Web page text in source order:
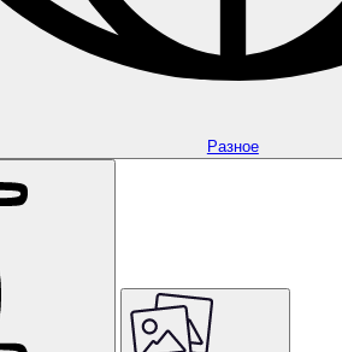
Разное